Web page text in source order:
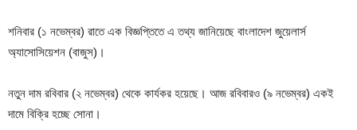
শনিবার (১ নভেম্বর) রাতে এক বিজ্ঞপ্তিতে এ তথ্য জানিয়েছে বাংলাদেশ জুয়েলার্স
অ্যাসোসিয়েশন (বাজুস)।
নতুন দাম রবিবার (২ নভেম্বর) থেকে কার্যকর হয়েছে। আজ রবিবারও (৯ নভেম্বর) একই
দামে বিক্রি হচ্ছে সোনা।